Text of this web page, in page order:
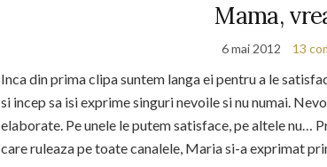
Mama,
6 mai 2012 13
Inca din prima clipa suntem langa ei pentru a le
si incep sa isi exprime singuri nevoile si nu numai.
elaborate. Pe unele le putem satisface, pe altele nu…
care ruleaza pe toate canalele, Maria si-a exprimat